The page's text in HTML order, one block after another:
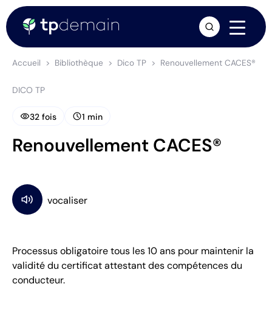
Accueil Bibliothèque Dico TP Renouvellement CACES®
DICO TP
visibility32 fois schedule1 min
Renouvellement CACES®
Processus obligatoire tous les 10 ans pour maintenir la
validité du certificat attestant des compétences du
conducteur.
arrow_forward